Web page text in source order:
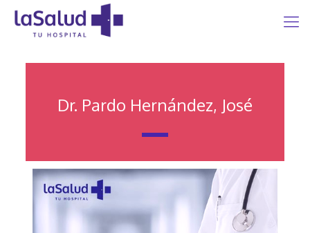
Dr. Pardo Hernández, José